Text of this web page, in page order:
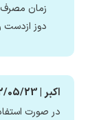
زمان مصرف
دوز ازدست
اکبر | 1402/05/23
در صورت